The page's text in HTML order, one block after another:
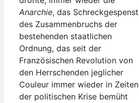
Anarchie, das Schreckgespenst
des Zusammenbruchs der
bestehenden staatlichen
Ordnung, das seit der
Französischen Revolution von
den Herrschenden jeglicher
Couleur immer wieder in Zeiten
der politischen Krise bemüht